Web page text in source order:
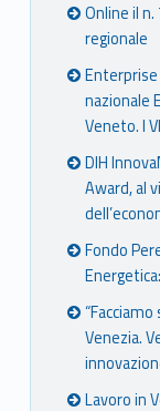
Online il
regionale
nazionale
Veneto. I
DIH
Award, al
Fondo
Venezia.
Lavoro in